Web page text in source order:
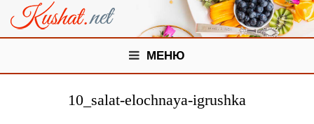
МЕНЮ
10_salat-elochnaya-igrushka